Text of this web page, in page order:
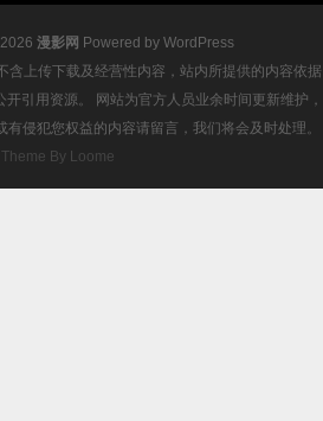
漫影网 Powered by WordPress
含上传下载及经营性内容，站内所提供的内容依据
引用资源。 网站为官方人员业余时间更新维护，
侵犯您权益的内容请留言，我们将会及时处理。
Theme By Loome